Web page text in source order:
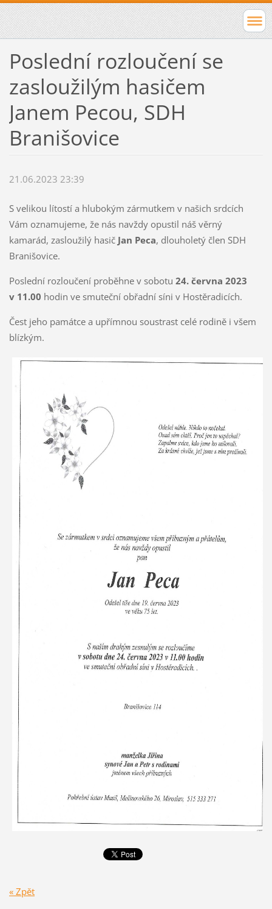
Poslední rozloučení se
zasloužilým hasičem
Janem Pecou, SDH
Branišovice
21.06.2023 23:39
S velikou lítostí a hlubokým zármutkem v našich srdcích
Vám oznamujeme, že nás navždy opustil náš věrný
kamarád, zasloužilý hasič Jan Peca, dlouholetý člen SDH
Branišovice.
Poslední rozloučení proběhne v sobotu 24. června 2023
v 11.00 hodin ve smuteční obřadní síni v Hostěradicích.
Čest jeho památce a upřímnou soustrast celé rodině i všem
blízkým.
« Zpět